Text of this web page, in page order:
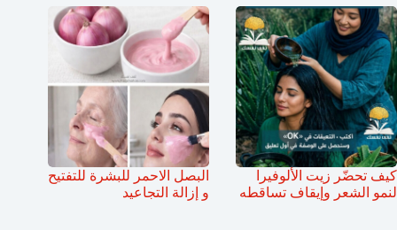
كيف تحضّر زيت الألوفيرا
لنمو الشعر وإيقاف تساقطه
البصل الاحمر للبشرة للتفتيح
و إزالة التجاعيد